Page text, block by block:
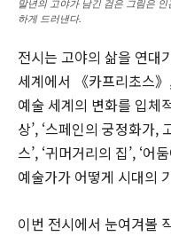
말년의 고야가 남긴 검은 그림은
하게 드러낸다.
전시는 고야의 삶을 연대
세계에서 《카프리초스
예술 세계의 변화를 입체
상’, ‘스페인의 궁정화가,
스’, ‘귀머거리의 집’, ‘어
예술가가 어떻게 시대의
이번 전시에서 눈여겨볼